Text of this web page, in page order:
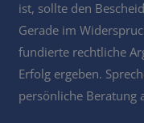
ist, sollte den
Gerade im
fundierte rechtliche
Erfolg ergeben.
persönliche Beratung